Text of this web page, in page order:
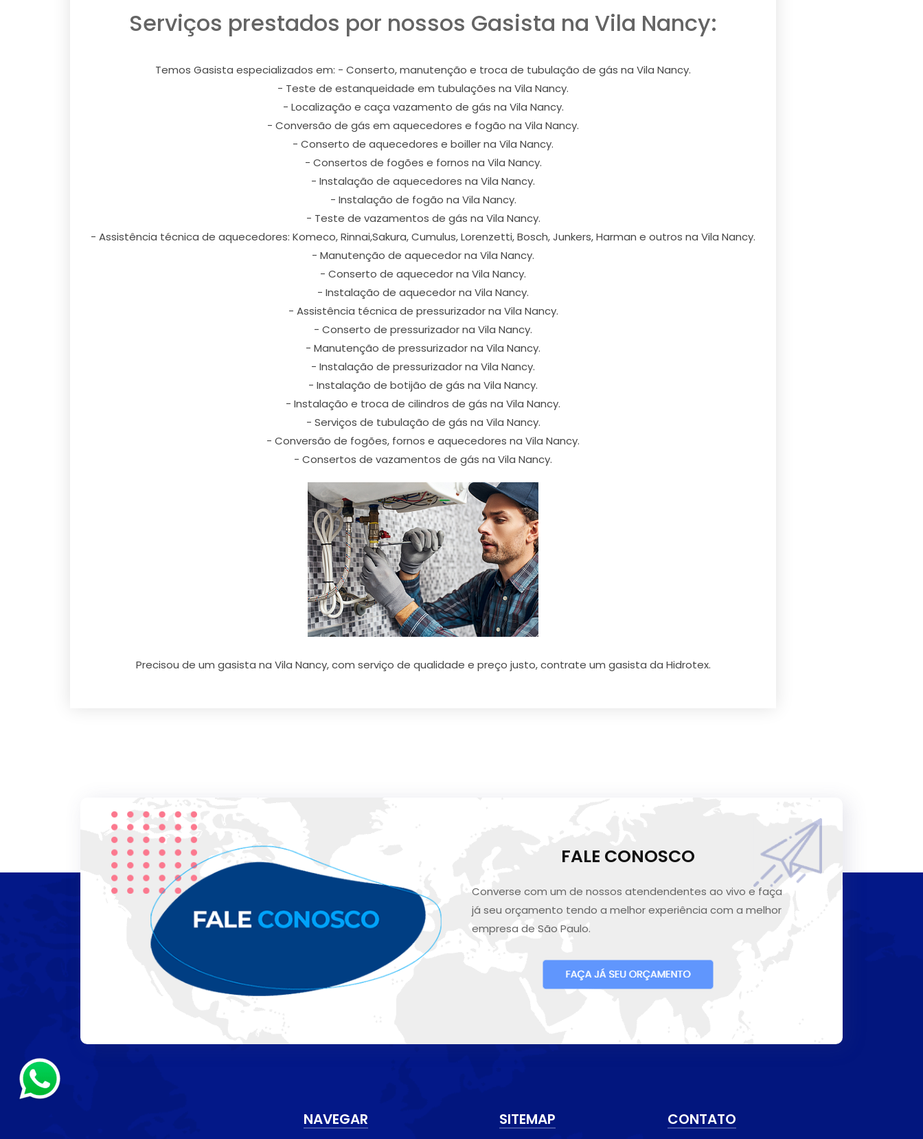
Serviços prestados por nossos Gasista na Vila Nancy:
Temos Gasista especializados em: - Conserto, manutenção e troca de tubulação de gás na Vila Nancy.
- Teste de estanqueidade em tubulações na Vila Nancy.
- Localização e caça vazamento de gás na Vila Nancy.
- Conversão de gás em aquecedores e fogão na Vila Nancy.
- Conserto de aquecedores e boiller na Vila Nancy.
- Consertos de fogões e fornos na Vila Nancy.
- Instalação de aquecedores na Vila Nancy.
- Instalação de fogão na Vila Nancy.
- Teste de vazamentos de gás na Vila Nancy.
- Assistência técnica de aquecedores: Komeco, Rinnai,Sakura, Cumulus, Lorenzetti, Bosch, Junkers, Harman e outros na Vila Nancy.
- Manutenção de aquecedor na Vila Nancy.
- Conserto de aquecedor na Vila Nancy.
- Instalação de aquecedor na Vila Nancy.
- Assistência técnica de pressurizador na Vila Nancy.
- Conserto de pressurizador na Vila Nancy.
- Manutenção de pressurizador na Vila Nancy.
- Instalação de pressurizador na Vila Nancy.
- Instalação de botijão de gás na Vila Nancy.
- Instalação e troca de cilindros de gás na Vila Nancy.
- Serviços de tubulação de gás na Vila Nancy.
- Conversão de fogões, fornos e aquecedores na Vila Nancy.
- Consertos de vazamentos de gás na Vila Nancy.
Precisou de um gasista na Vila Nancy, com serviço de qualidade e preço justo, contrate um gasista da Hidrotex.
FALE CONOSCO
Converse com um de nossos atendendentes ao vivo e faça
já seu orçamento tendo a melhor experiência com a melhor
empresa de São Paulo.
NAVEGAR SITEMAP CONTATO